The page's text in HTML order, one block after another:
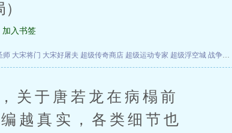
加入书签
师 大宋将门 大宋好屠夫 超级传奇商店 超级运动专家 超级浮空城 战争天堂
关于唐若龙在病榻前
越真实，各类细节也